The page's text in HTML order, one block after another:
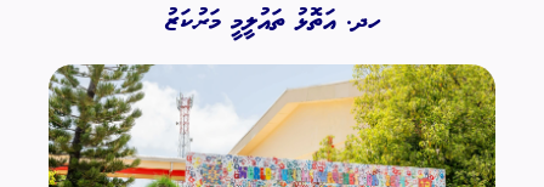
ހދ. އަތޮޅު ތައުލީމީ މަރުކަޒު